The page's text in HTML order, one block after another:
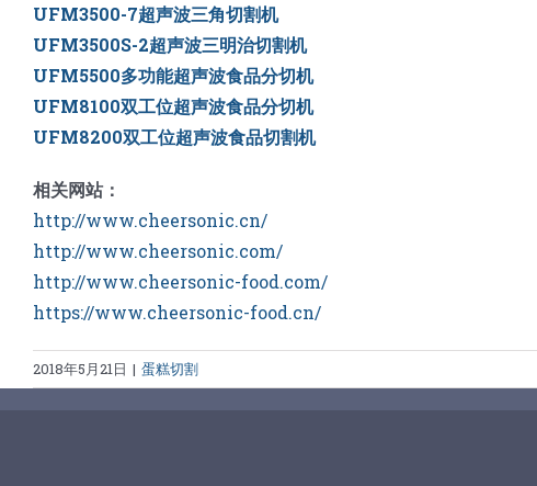
UFM3500-7超声波三角切割机
UFM3500S-2超声波三明治切割机
UFM5500多功能超声波食品分切机
UFM8100双工位超声波食品分切机
UFM8200双工位超声波食品切割机
相关网站：
http://www.cheersonic.cn/
http://www.cheersonic.com/
http://www.cheersonic-food.com/
https://www.cheersonic-food.cn/
2018年5月21日 | 蛋糕切割